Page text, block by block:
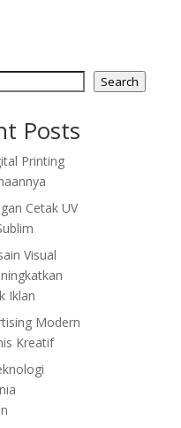
Search
Posts
Printing
Cetak UV
Visual
Iklan
Modern
Kreatif